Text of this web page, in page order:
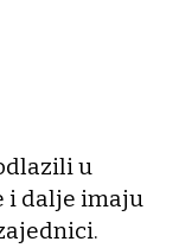
u
i dalje imaju